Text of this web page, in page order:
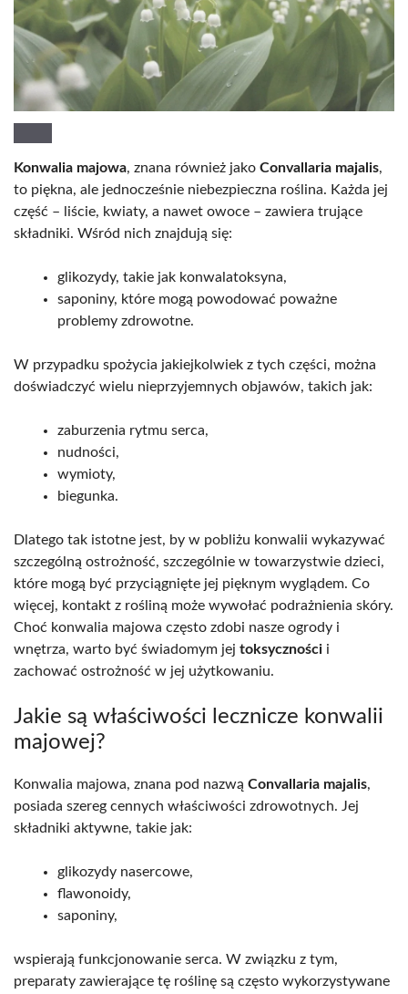
Konwalia majowa, znana również jako Convallaria majalis,
to piękna, ale jednocześnie niebezpieczna roślina. Każda jej
część – liście, kwiaty, a nawet owoce – zawiera trujące
składniki. Wśród nich znajdują się:
glikozydy, takie jak konwalatoksyna,
saponiny, które mogą powodować poważne
problemy zdrowotne.
W przypadku spożycia jakiejkolwiek z tych części, można
doświadczyć wielu nieprzyjemnych objawów, takich jak:
zaburzenia rytmu serca,
nudności,
wymioty,
biegunka.
Dlatego tak istotne jest, by w pobliżu konwalii wykazywać
szczególną ostrożność, szczególnie w towarzystwie dzieci,
które mogą być przyciągnięte jej pięknym wyglądem. Co
więcej, kontakt z rośliną może wywołać podrażnienia skóry.
Choć konwalia majowa często zdobi nasze ogrody i
wnętrza, warto być świadomym jej toksyczności i
zachować ostrożność w jej użytkowaniu.
Jakie są właściwości lecznicze konwalii
majowej?
Konwalia majowa, znana pod nazwą Convallaria majalis,
posiada szereg cennych właściwości zdrowotnych. Jej
składniki aktywne, takie jak:
glikozydy nasercowe,
flawonoidy,
saponiny,
wspierają funkcjonowanie serca. W związku z tym,
preparaty zawierające tę roślinę są często wykorzystywane